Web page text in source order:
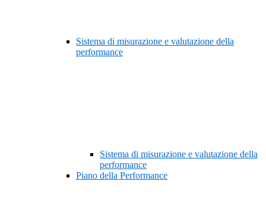
Sistema di misurazione e valutazione della
performance
Sistema di misurazione e valutazione della
performance
Piano della Performance